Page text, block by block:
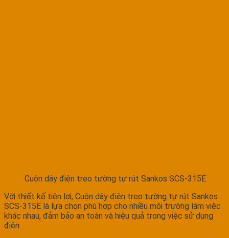
Cuộn dây điện treo tường tự rút Sankos SCS-315E
Với thiết kế tiện lợi, Cuộn dây điện treo tường tự rút Sankos
SCS-315E là lựa chọn phù hợp cho nhiều môi trường làm việc
khác nhau, đảm bảo an toàn và hiệu quả trong việc sử dụng
điện.